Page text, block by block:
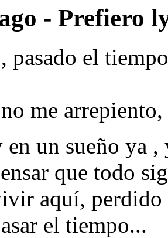
- Prefiero
pasado el
me
en un sueño ya
que todo
aquí, perdido
el tiempo...